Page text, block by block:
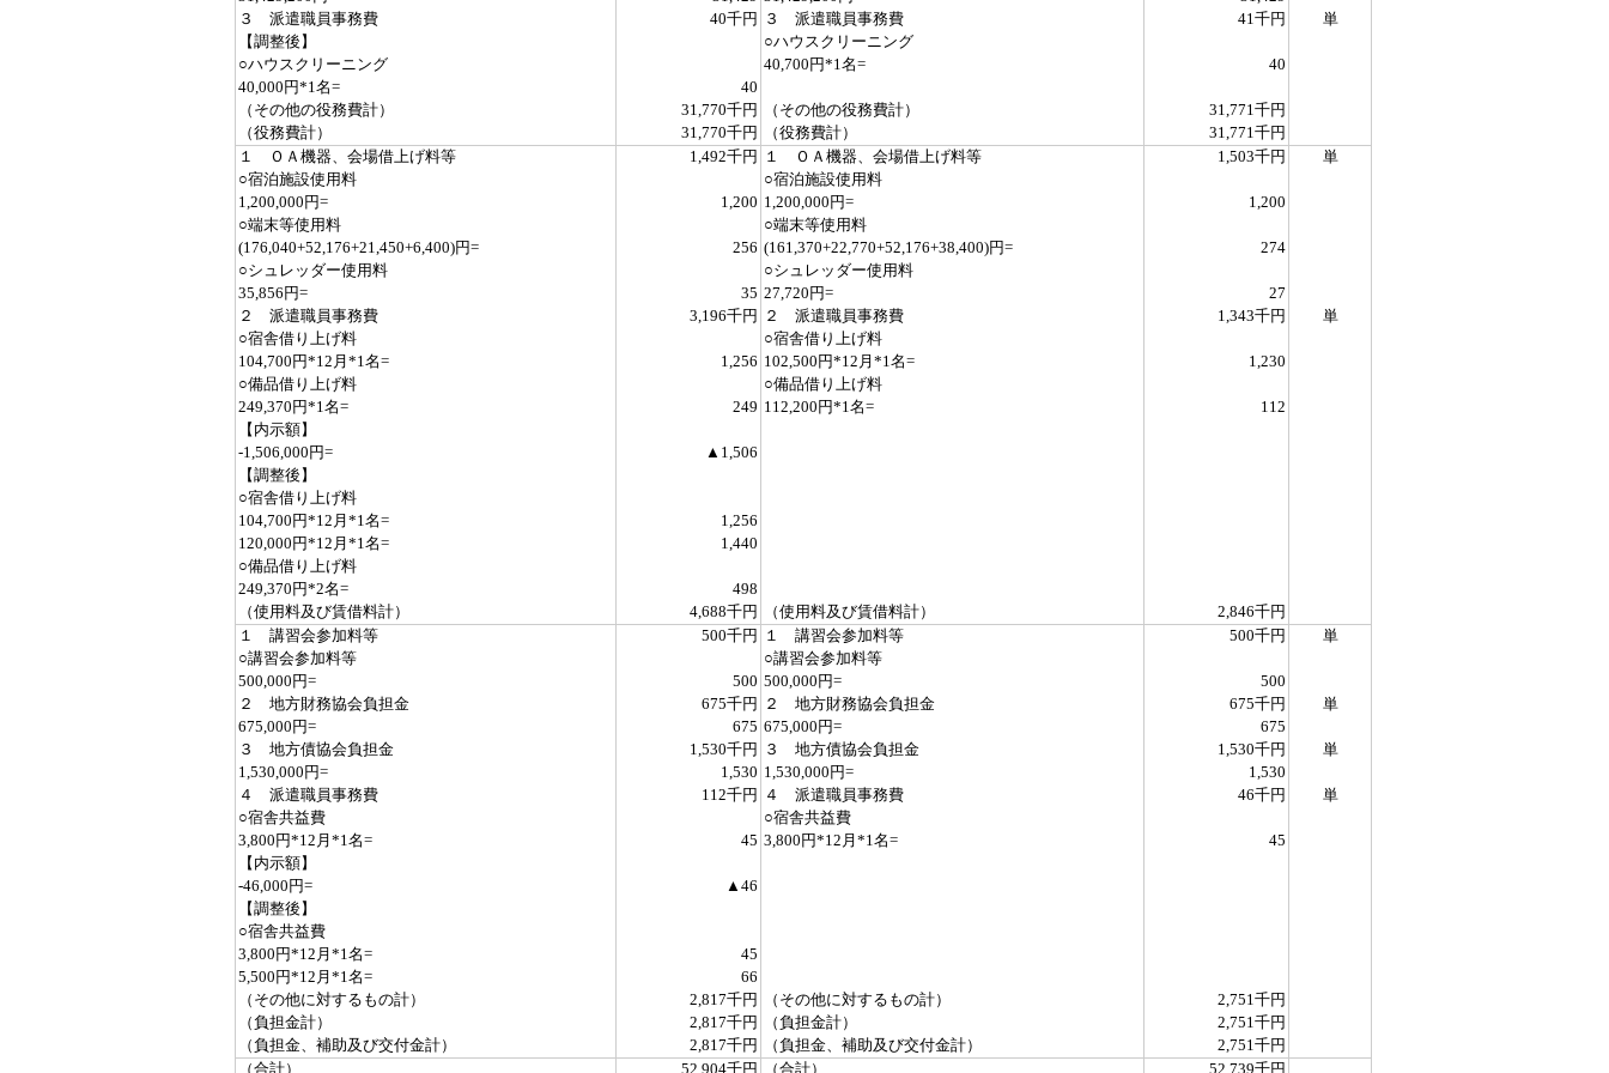
３ 派遣職員事務費
40千円 ３ 派遣職員事務費 41千円
単
【調整後】
○ハウスクリーニング
○ハウスクリーニング
40,700円*1名=
40
40,000円*1名=
40
（その他の役務費計）
31,770千円 （その他の役務費計）
31,771千円
（役務費計）
31,770千円 （役務費計）
31,771千円
１ ＯＡ機器、会場借上げ料等
1,492千円 １ ＯＡ機器、会場借上げ料等 1,503千円
単
○宿泊施設使用料
○宿泊施設使用料
1,200,000円=
1,200 1,200,000円=
1,200
○端末等使用料
○端末等使用料
(176,040+52,176+21,450+6,400)円=
256 (161,370+22,770+52,176+38,400)円=
274
○シュレッダー使用料
○シュレッダー使用料
35,856円=
35 27,720円=
27
２ 派遣職員事務費
3,196千円 ２ 派遣職員事務費 1,343千円
単
○宿舎借り上げ料
○宿舎借り上げ料
104,700円*12月*1名=
1,256 102,500円*12月*1名=
1,230
○備品借り上げ料
○備品借り上げ料
249,370円*1名=
249 112,200円*1名=
112
【内示額】
-1,506,000円=
▲1,506
【調整後】
○宿舎借り上げ料
104,700円*12月*1名=
1,256
120,000円*12月*1名=
1,440
○備品借り上げ料
249,370円*2名=
498
（使用料及び賃借料計）
4,688千円 （使用料及び賃借料計）
2,846千円
１ 講習会参加料等
500千円 １ 講習会参加料等 500千円
単
○講習会参加料等
○講習会参加料等
500,000円=
500 500,000円=
500
２ 地方財務協会負担金
675千円 ２ 地方財務協会負担金 675千円
単
675,000円=
675 675,000円=
675
３ 地方債協会負担金
1,530千円 ３ 地方債協会負担金 1,530千円
単
1,530,000円=
1,530 1,530,000円=
1,530
４ 派遣職員事務費
112千円 ４ 派遣職員事務費 46千円
単
○宿舎共益費
○宿舎共益費
3,800円*12月*1名=
45 3,800円*12月*1名=
45
【内示額】
-46,000円=
▲46
【調整後】
○宿舎共益費
3,800円*12月*1名=
45
5,500円*12月*1名=
66
（その他に対するもの計）
2,817千円 （その他に対するもの計）
2,751千円
（負担金計）
2,817千円 （負担金計）
2,751千円
（負担金、補助及び交付金計）
2,817千円 （負担金、補助及び交付金計）
2,751千円